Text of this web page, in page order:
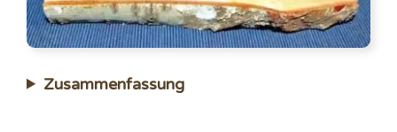
Zusammenfassung